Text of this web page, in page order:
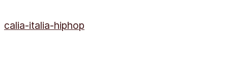
calia-italia-hiphop